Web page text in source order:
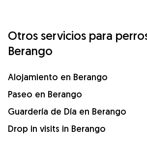
Otros servicios para
Berango
Alojamiento en Berango
Paseo en Berango
Guardería de Día en Berango
Drop in visits in Berango